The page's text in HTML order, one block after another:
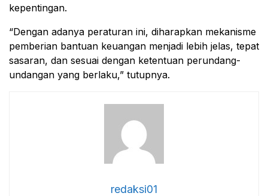
kepentingan.
“Dengan adanya peraturan ini, diharapkan mekanisme
pemberian bantuan keuangan menjadi lebih jelas, tepat
sasaran, dan sesuai dengan ketentuan perundang-
undangan yang berlaku,” tutupnya.
redaksi01